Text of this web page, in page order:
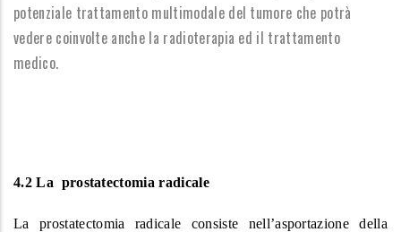
potenziale trattamento multimodale del tumore che potrà
vedere coinvolte anche la radioterapia ed il trattamento
medico.
4.2 La prostatectomia radicale
La prostatectomia radicale consiste nell’asportazione della